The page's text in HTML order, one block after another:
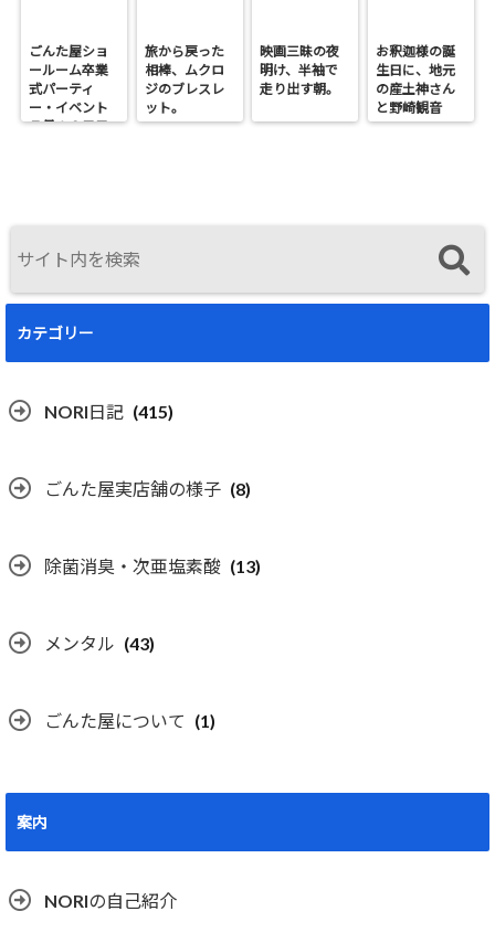
ごんた屋ショ
ールーム卒業
式パーティ
ー・イベント
７月１９日日
旅から戻った
相棒、ムクロ
ジのブレスレ
ット。
映画三昧の夜
明け、半袖で
走り出す朝。
お釈迦様の誕
生日に、地元
の産土神さん
と野崎観音
へ。
カテゴリー
NORI日記 (415)
ごんた屋実店舗の様子 (8)
除菌消臭・次亜塩素酸 (13)
メンタル (43)
ごんた屋について (1)
案内
NORIの自己紹介